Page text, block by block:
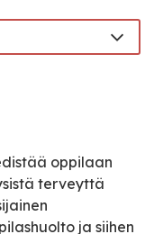
oppilaan
terveyttä
ja siihen